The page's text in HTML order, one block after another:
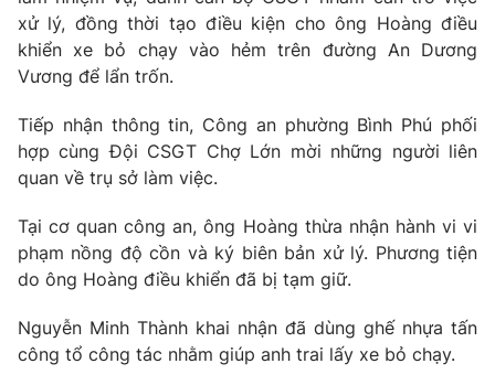
VTV Sức khoẻ Bất động sản
VTV4 Vươn mình bằng AI
VTV9 VTV8
Liên hệ tòa soạn English
xử lý, đồng thời tạo điều kiện cho ông Hoàng điều
khiển xe bỏ chạy vào hẻm trên đường An Dương
Vương để lẩn trốn.
Tiếp nhận thông tin, Công an phường Bình Phú phối
hợp cùng Đội CSGT Chợ Lớn mời những người liên
quan về trụ sở làm việc.
Tại cơ quan công an, ông Hoàng thừa nhận hành vi vi
phạm nồng độ cồn và ký biên bản xử lý. Phương tiện
do ông Hoàng điều khiển đã bị tạm giữ.
Nguyễn Minh Thành khai nhận đã dùng ghế nhựa tấn
công tổ công tác nhằm giúp anh trai lấy xe bỏ chạy.